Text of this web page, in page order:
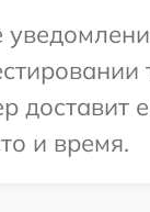
доставит
и время.